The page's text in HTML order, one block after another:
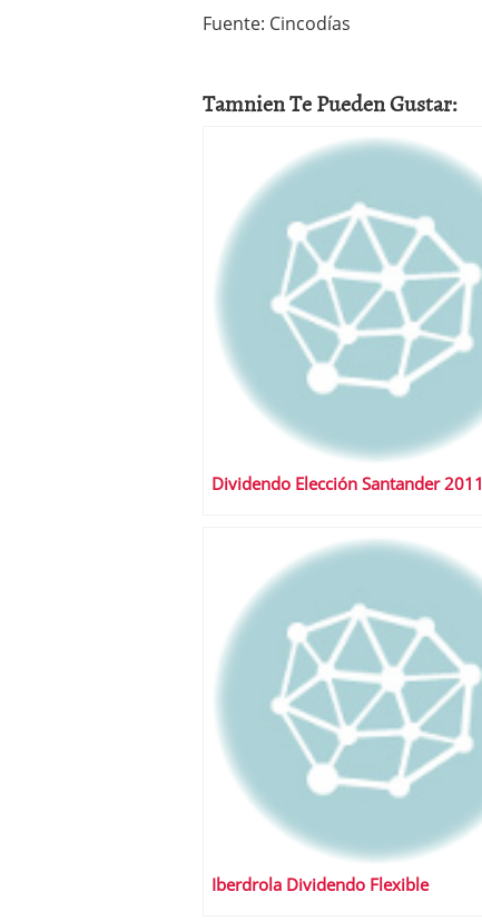
Fuente: Cincodías
Tamnien Te Pueden Gustar:
Dividendo Elección Santander 2011
Iberdrola Dividendo Flexible